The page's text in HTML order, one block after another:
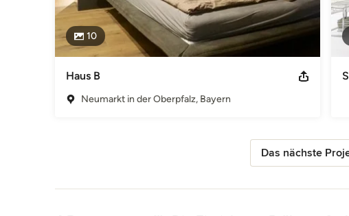
10
Haus B
Neumarkt in der Oberpfalz, Bayern
Das nächste